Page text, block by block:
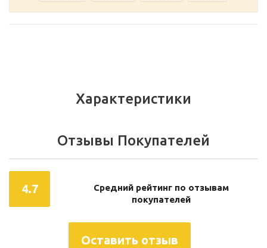
Характеристики
Отзывы Покупателей
4.7
Средний рейтинг по отзывам
покупателей
Оставить отзыв